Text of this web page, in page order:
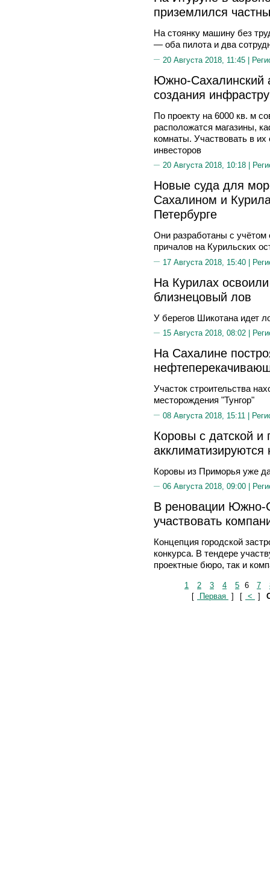
приземлился
На стоянку машину без
— оба пилота и два
20 Августа 2018, 11:45 |
Южно-Сахалинский
создания
По проекту на 6000 кв. м
расположатся магазины,
комнаты. Участвовать в
инвесторов
20 Августа 2018, 10:18 |
Новые суда для
Сахалином и
Петербурге
Они разработаны с учётом
причалов на Курильских
17 Августа 2018, 15:40 |
На Курилах
близнецовый лов
У берегов Шикотана идет
15 Августа 2018, 08:02 |
На Сахалине
Участок строительства
месторождения "Тунгор"
08 Августа 2018, 15:11 |
Коровы с датской и
Коровы из Приморья уже
06 Августа 2018, 09:00 |
В реновации Южно-
участвовать
Концепция городской
конкурса. В тендере
проектные бюро, так и
1 2 3 4 5 6 7
[
Первая ] [ < ]